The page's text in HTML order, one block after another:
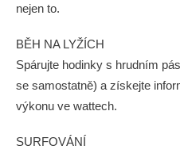
nejen to.
BĚH NA LYŽÍCH
Spárujte hodinky s hrudním
se samostatně) a získejte
výkonu ve wattech.
SURFOVÁNÍ